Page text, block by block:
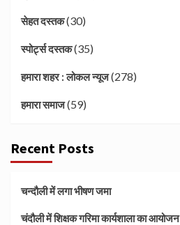
सेहत दस्तक(30)
स्पोर्ट्स दस्तक(35)
हमारा शहर : लोकल न्यूज(278)
हमारा समाज(59)
Recent Posts
चन्दौली में लगा भीषण जमा
चंदौली में शिक्षक गरिमा कार्यशाला का आयोजन